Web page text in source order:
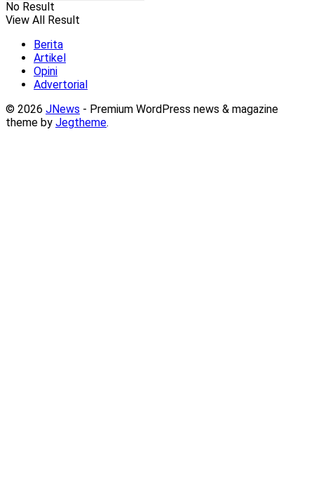
No Result
View All Result
Berita
Artikel
Opini
Advertorial
© 2026 JNews - Premium WordPress news & magazine
theme by Jegtheme.